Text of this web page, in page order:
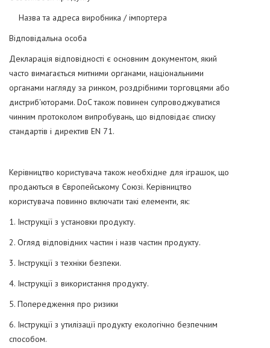
Назва та адреса виробника / імпортера
Відповідальна особа
Декларація відповідності є основним документом, який
часто вимагається митними органами, національними
органами нагляду за ринком, роздрібними торговцями або
дистриб'юторами. DoC також повинен супроводжуватися
чинним протоколом випробувань, що відповідає списку
стандартів і директив EN 71.
Керівництво користувача також необхідне для іграшок, що
продаються в Європейському Союзі. Керівництво
користувача повинно включати такі елементи, як:
1. Інструкції з установки продукту.
2. Огляд відповідних частин і назв частин продукту.
3. Інструкції з техніки безпеки.
4. Інструкції з використання продукту.
5. Попередження про ризики
6. Інструкції з утилізації продукту екологічно безпечним
способом.